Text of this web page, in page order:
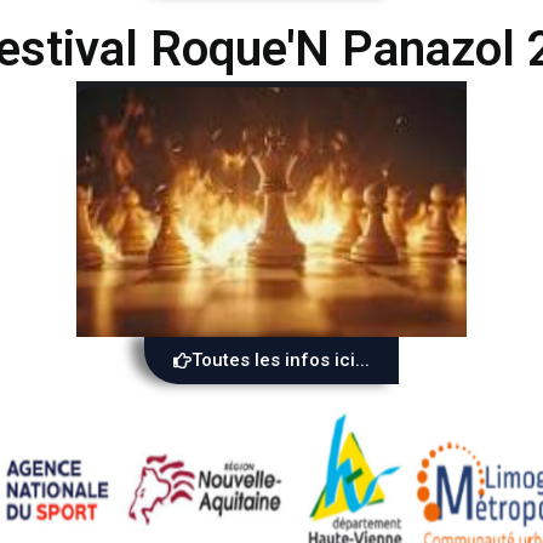
Roque'N Panazol
Toutes les infos ici...